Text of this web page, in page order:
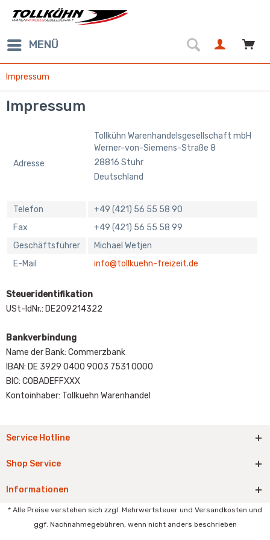
MENÜ
Impressum
Impressum
Adresse
Tollkühn Warenhandelsgesellschaft mbH
Werner-von-Siemens-Straße 8
28816 Stuhr
Deutschland
Telefon
+49 (421) 56 55 58 90
Fax
+49 (421) 56 55 58 99
Geschäftsführer
Michael Wetjen
E-Mail
info@tollkuehn-freizeit.de
Steueridentifikation
USt-IdNr.: DE209214322
Bankverbindung
Name der Bank: Commerzbank
IBAN: DE 3929 0400 9003 7531 0000
BIC: COBADEFFXXX
Kontoinhaber: Tollkuehn Warenhandel
Service Hotline
Shop Service
Informationen
* Alle Preise verstehen sich zzgl. Mehrwertsteuer und Versandkosten und
ggf. Nachnahmegebühren, wenn nicht anders beschrieben